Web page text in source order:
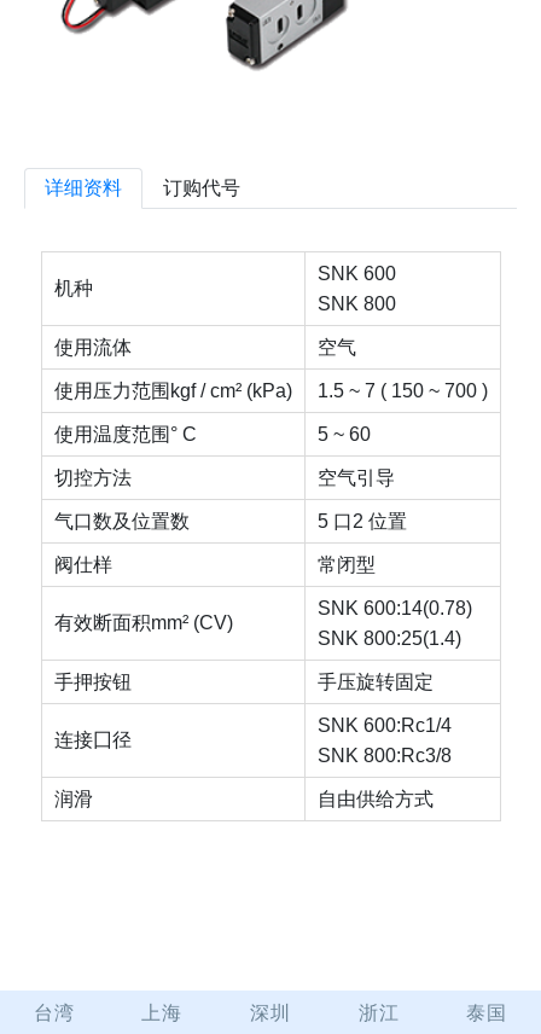
详细资料 订购代号
机种
SNK 600
SNK 800
使用流体 空气
使用压力范围kgf / cm² (kPa) 1.5 ~ 7 ( 150 ~ 700 )
使用温度范围° C 5 ~ 60
切控方法 空气引导
气口数及位置数 5 口2 位置
阀仕样 常闭型
有效断面积mm² (CV)
SNK 600:14(0.78)
SNK 800:25(1.4)
手押按钮 手压旋转固定
连接囗径
SNK 600:Rc1/4
SNK 800:Rc3/8
润滑 自由供给方式
台湾 上海 深圳 浙江 泰国